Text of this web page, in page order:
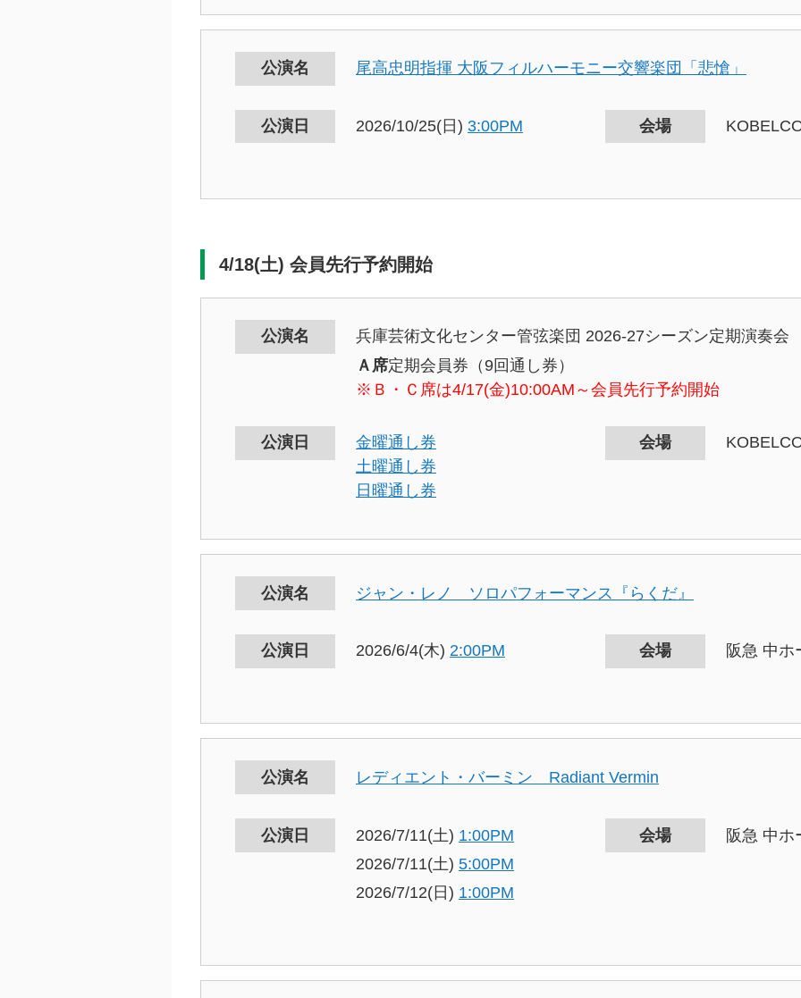
公演名 尾高忠明指揮 大阪フィルハーモニー交響楽団「悲愴」
公演日 2026/10/25(日) 3:00PM 会場
4/18(土) 会員先行予約開始
公演名
兵庫芸術文化センター管弦楽団 2026-27シーズン定期演奏会
Ａ席定期会員券（9回通し券）
※Ｂ・Ｃ席は4/17(金)10:00AM～会員先行予約開始
公演日
金曜通し券
土曜通し券
日曜通し券
会場
公演名 ジャン・レノ ソロパフォーマンス『らくだ』
公演日 2026/6/4(木) 2:00PM 会場 阪急 中ホ
公演名 レディエント・バーミン Radiant Vermin
公演日 2026/7/11(土) 1:00PM
2026/7/11(土) 5:00PM
2026/7/12(日) 1:00PM
会場 阪急 中ホ